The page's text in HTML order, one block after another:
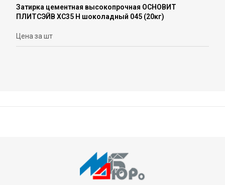
Затирка цементная высокопрочная ОСНОВИТ
ПЛИТСЭЙВ ХС35 Н шоколадный 045 (20кг)
Цена за шт